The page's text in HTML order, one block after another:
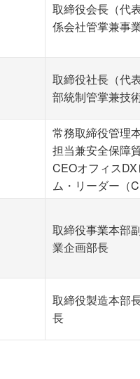
取締役会長（代
係会社管掌兼事
取締役社長（代
部統制管掌兼技
常務取締役管理
担当兼安全保障
CEOオフィス
ム・リーダー（
取締役事業本部
業企画部長
取締役製造本部
長